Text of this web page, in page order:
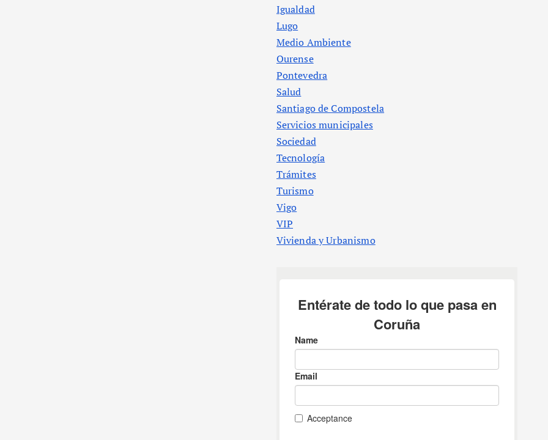
Igualdad
Lugo
Medio Ambiente
Ourense
Pontevedra
Salud
Santiago de Compostela
Servicios municipales
Sociedad
Tecnología
Trámites
Turismo
Vigo
VIP
Vivienda y Urbanismo